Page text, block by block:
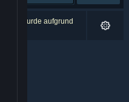
Titel wurde aufgrund